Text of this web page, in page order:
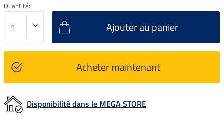
Quantité:
Ajouter au panier
Acheter maintenant
Disponibilité dans le MEGA STORE